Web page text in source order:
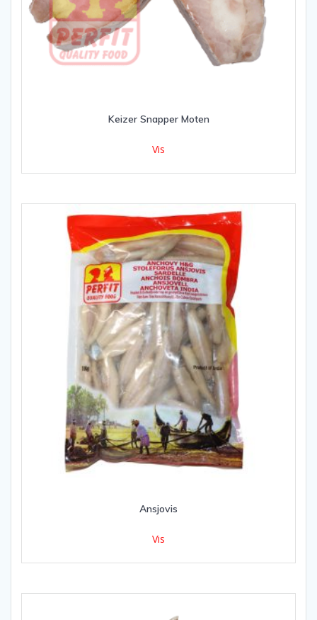
Keizer Snapper Moten
Vis
Ansjovis
Vis